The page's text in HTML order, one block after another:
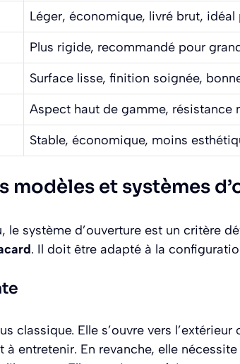
Léger, économique, livré brut,
Plus rigide, recommandé pour
Surface lisse, finition soignée,
Aspect haut de gamme, résistance
Stable, économique, moins
modèles et systèmes
le système d’ouverture est un critère
. Il doit être adapté à la
classique. Elle s’ouvre vers
à entretenir. En revanche, elle